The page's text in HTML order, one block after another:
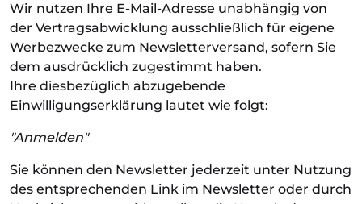
Wir nutzen Ihre E-Mail-Adresse unabhängig von
der Vertragsabwicklung ausschließlich für eigene
Werbezwecke zum Newsletterversand, sofern Sie
dem ausdrücklich zugestimmt haben.
Ihre diesbezüglich abzugebende
Einwilligungserklärung lautet wie folgt:
"Anmelden"
Sie können den Newsletter jederzeit unter Nutzung
des entsprechenden Link im Newsletter oder durch